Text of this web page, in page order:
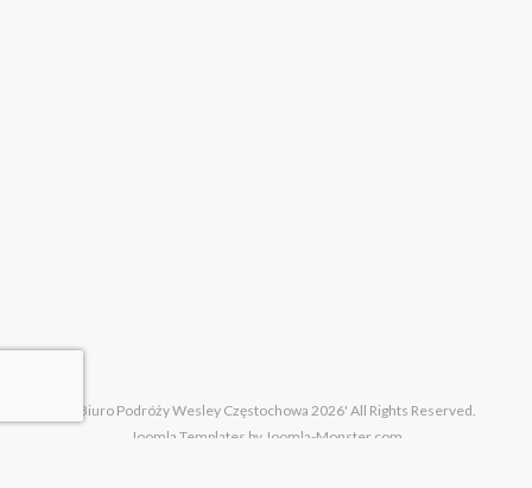
©® Biuro Podróży Wesley Częstochowa 2026' All Rights Reserved.
Joomla Templates by Joomla-Monster.com